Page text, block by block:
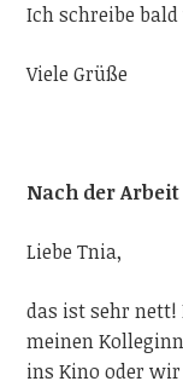
Ich schreibe
VieleGrüße
Nach der Arbeit
Liebe Tnia,
das ist sehr
meinen
ins Kino oder